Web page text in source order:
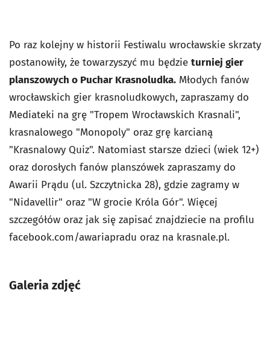
Po raz kolejny w historii Festiwalu wrocławskie skrzaty
postanowiły, że towarzyszyć mu będzie turniej gier
planszowych o Puchar Krasnoludka. Młodych fanów
wrocławskich gier krasnoludkowych, zapraszamy do
Mediateki na grę "Tropem Wrocławskich Krasnali",
krasnalowego "Monopoly" oraz grę karcianą
"Krasnalowy Quiz". Natomiast starsze dzieci (wiek 12+)
oraz dorosłych fanów planszówek zapraszamy do
Awarii Prądu (ul. Szczytnicka 28), gdzie zagramy w
"Nidavellir" oraz "W grocie Króla Gór". Więcej
szczegółów oraz jak się zapisać znajdziecie na profilu
facebook.com/awariapradu oraz na krasnale.pl.
Galeria zdjęć